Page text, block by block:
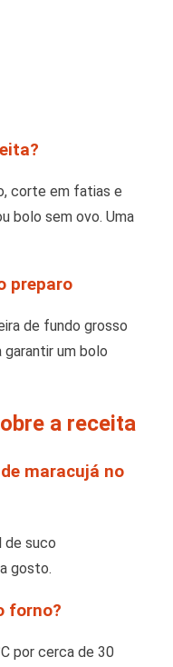
corte em fatias e
bolo sem ovo. Uma
preparo
de fundo grosso
um bolo
a receita
maracujá no
de suco
gosto.
forno?
por cerca de 30